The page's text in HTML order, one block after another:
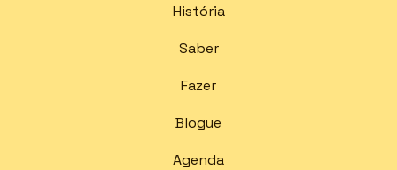
História
Saber
Fazer
Blogue
Agenda